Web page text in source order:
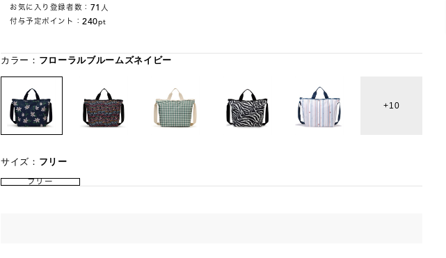
お気に入り登録者数： 71 人
付与予定ポイント：240pt
カラー： フローラルブルームズネイビー
10
サイズ： フリー
フリー